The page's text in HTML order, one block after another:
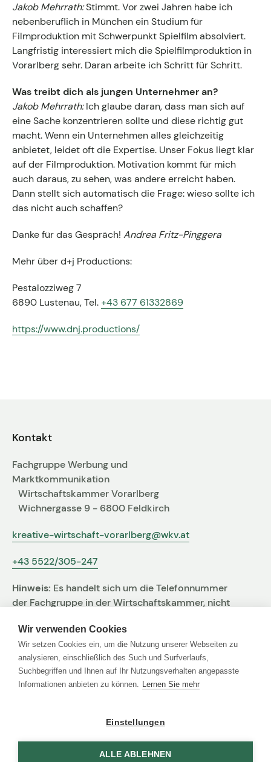
Jakob Mehrrath:Stimmt. Vor zwei Jahren habe ich
nebenberuflich in München ein Studium für
Filmproduktion mit Schwerpunkt Spielfilm absolviert.
Langfristig interessiert mich die Spielfilmproduktion in
Vorarlberg sehr. Daran arbeite ich Schritt für Schritt.
Was treibt dich als jungen Unternehmer an?
Jakob Mehrrath:Ich glaube daran, dass man sich auf
eine Sache konzentrieren sollte und diese richtig gut
macht. Wenn ein Unternehmen alles gleichzeitig
anbietet, leidet oft die Expertise. Unser Fokus liegt klar
auf der Filmproduktion. Motivation kommt für mich
auch daraus, zu sehen, was andere erreicht haben.
Dann stellt sich automatisch die Frage: wieso sollte ich
das nicht auch schaffen?
Danke für das Gespräch! Andrea Fritz-Pinggera
Mehr über d+j Productions:
Pestalozziweg 7
6890 Lustenau, Tel. +43 677 61332869
https://www.dnj.productions/
Kontakt
Fachgruppe Werbung und
Marktkommunikation
Wirtschaftskammer Vorarlberg
Wichnergasse 9 - 6800 Feldkirch
kreative-wirtschaft-vorarlberg@wkv.at
+43 5522/305-247
Hinweis: Es handelt sich um die Telefonnummer
der Fachgruppe in der Wirtschaftskammer, nicht
Links
Wir verwenden Cookies
Wir setzen Cookies ein, um die Nutzung unserer Webseiten zu
analysieren, einschließlich des Such und Surfverlaufs,
Suchbegriffen und Ihnen auf Ihr Nutzungsverhalten angepasste
Informationen anbieten zu können. Lernen Sie mehr
Einstellungen
ALLE ABLEHNEN